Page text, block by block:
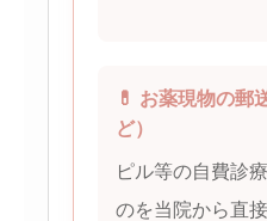
💊 お薬現物の郵
ど）
ピル等の自費診
のを当院から直